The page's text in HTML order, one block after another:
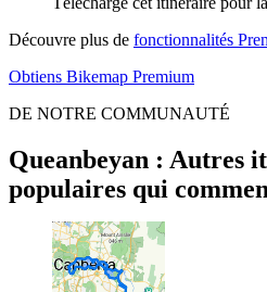
Découvre plus de fonctionnalités
Obtiens Bikemap Premium
DE NOTRE COMMUNAUTÉ
Queanbeyan : Autres
populaires qui